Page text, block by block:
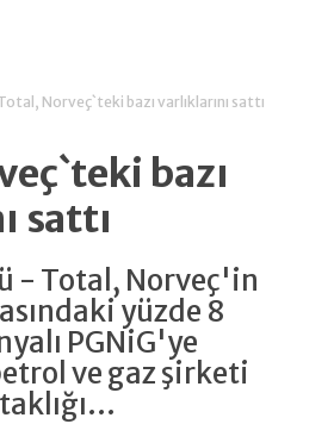
Norveç`teki bazı varlıklarını sattı
bazı
sattı
- Total, Norveç'in
yüzde 8
PGNiG'ye
ve gaz şirketi